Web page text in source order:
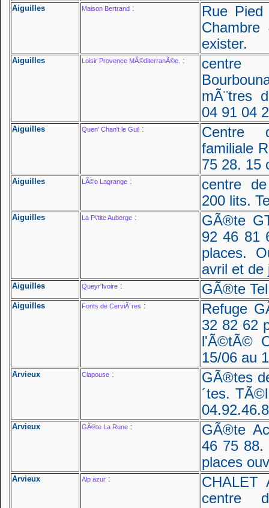
Aiguilles Maison Bertrand :
Rue
exister.
Aiguilles Loisir Provence MÃ©diterranÃ©e. :
centre
mÃ¨tres
04 91 04
Aiguilles Quen' Chan't le Guil :
Centre
familiale
75 28. 15
Aiguilles LÃ©o Lagrange :
centre
200 lits.
Aiguilles La P\'tite Auberge :
GÃ®te
92 46 81
places.
avril et
Aiguilles Queyr'Ivoire : GÃ®te
Aiguilles Fonts de CerviÃ¨res :
Refuge
32 82 62
l'Ã©tÃ©
15/06 au
Arvieux Clapouse :
GÃ®tes
´tes.
Arvieux GÃ®te La Rune :
GÃ®te
46 75 88.
places
Arvieux Alp azur :
CHALET
centre